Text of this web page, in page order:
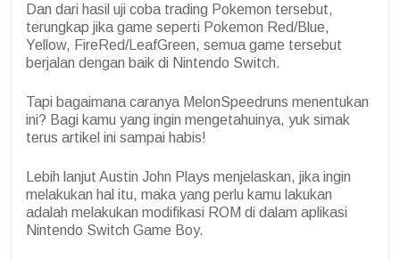
Dan dari hasil uji coba trading Pokemon tersebut,
terungkap jika game seperti Pokemon Red/Blue,
Yellow, FireRed/LeafGreen, semua game tersebut
berjalan dengan baik di Nintendo Switch.
Tapi bagaimana caranya MelonSpeedruns menentukan
ini? Bagi kamu yang ingin mengetahuinya, yuk simak
terus artikel ini sampai habis!
Lebih lanjut Austin John Plays menjelaskan, jika ingin
melakukan hal itu, maka yang perlu kamu lakukan
adalah melakukan modifikasi ROM di dalam aplikasi
Nintendo Switch Game Boy.